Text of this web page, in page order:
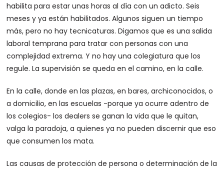
habilita para estar unas horas al día con un adicto. Seis
meses y ya están habilitados. Algunos siguen un tiempo
más, pero no hay tecnicaturas. Digamos que es una salida
laboral temprana para tratar con personas con una
complejidad extrema. Y no hay una colegiatura que los
regule. La supervisión se queda en el camino, en la calle.
En la calle, donde en las plazas, en bares, archiconocidos, o
a domicilio, en las escuelas -porque ya ocurre adentro de
los colegios- los dealers se ganan la vida que le quitan,
valga la paradoja, a quienes ya no pueden discernir que eso
que consumen los mata.
Las causas de protección de persona o determinación de la